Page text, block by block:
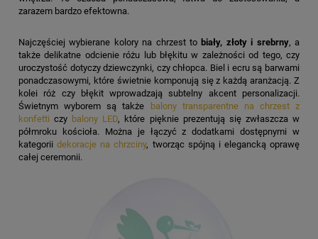
zarazem bardzo efektowna.
Najczęściej wybierane kolory na chrzest tobiały, złoty i srebrny, a
także delikatne odcienie różu lub błękitu w zależności od tego, czy
uroczystość dotyczy dziewczynki, czy chłopca. Biel i ecru są barwami
ponadczasowymi, które świetnie komponują się z każdą aranżacją. Z
kolei róż czy błękit wprowadzają subtelny akcent personalizacji.
Świetnym wyborem są także balony transparentne na chrzest z
konfetti czy balony LED, które pięknie prezentują się zwłaszcza w
półmroku kościoła. Można je łączyć z dodatkami dostępnymi w
kategoriidekoracje na chrzciny, tworząc spójną i elegancką oprawę
całej ceremonii.